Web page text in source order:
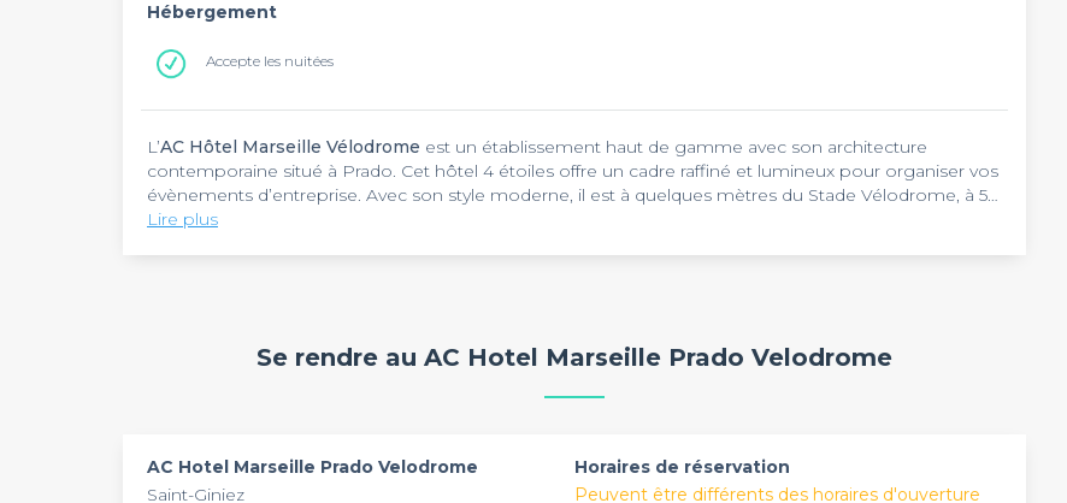
Hébergement
Accepte les nuitées
L’AC Hôtel Marseille Vélodrome est un établissement haut de gamme avec son architecture
contemporaine situé à Prado. Cet hôtel 4 étoiles offre un cadre raffiné et lumineux pour organiser vos
évènements d’entreprise. Avec son style moderne, il est à quelques mètres du Stade Vélodrome, à 5
min du métro et à 10 min de marche du palais des congrès et des expositions Marseille Chanot.
évènement. Vous y trouverez les indispensables pour la diffusion de votre présentation sur un grand
d’étude, repas d’affaires, séminaire ou cocktail dînatoire durant votre séjour. Si cette offre vous
Lire plus
Se rendre au AC Hotel Marseille Prado Velodrome
AC Hotel Marseille Prado Velodrome
Saint-Giniez
Horaires de réservation
Peuvent être différents des horaires d'ouverture